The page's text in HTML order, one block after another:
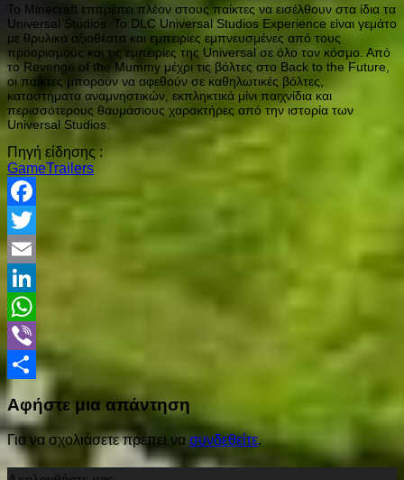
Το Minecraft επιτρέπει πλέον στους παίκτες να εισέλθουν στα ίδια τα
Universal Studios. Το DLC Universal Studios Experience είναι γεμάτο
με θρυλικά αξιοθέατα και εμπειρίες εμπνευσμένες από τους
προορισμούς και τις εμπειρίες της Universal σε όλο τον κόσμο. Από
τo Revenge of the Mummy μέχρι τις βόλτες στο Back to the Future,
οι παίκτες μπορούν να αφεθούν σε καθηλωτικές βόλτες,
καταστήματα αναμνηστικών, εκπληκτικά μίνι παιχνίδια και
περισσότερους θαυμάσιους χαρακτήρες από την ιστορία των
Universal Studios.
Πηγή είδησης :
GameTrailers
Facebook
Twitter
Email
LinkedIn
WhatsApp
Viber
Share
Αφήστε μια απάντηση
Για να σχολιάσετε πρέπει να συνδεθείτε.